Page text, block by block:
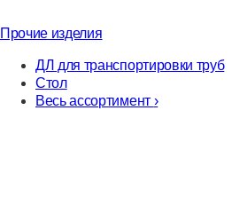
Прочие изделия
ДЛ для транспортировки труб
Стол
Весь ассортимент ›